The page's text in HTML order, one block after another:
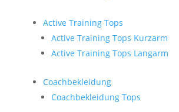
Active Training Tops
Active Training Tops Kurzarm
Active Training Tops Langarm
Coachbekleidung
Coachbekleidung Tops